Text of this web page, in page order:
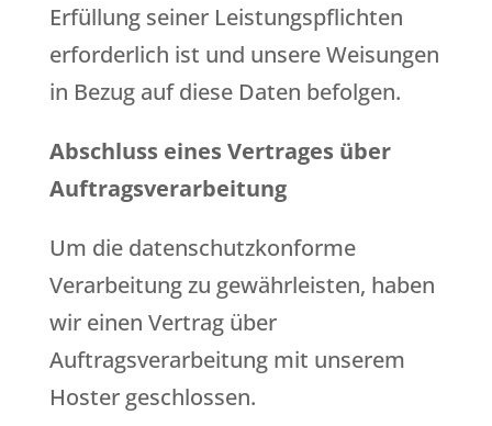
Erfüllung seiner Leistungspflichten
erforderlich ist und unsere Weisungen
in Bezug auf diese Daten befolgen.
Abschluss eines Vertrages über
Auftragsverarbeitung
Um die datenschutzkonforme
Verarbeitung zu gewährleisten, haben
wir einen Vertrag über
Auftragsverarbeitung mit unserem
Hoster geschlossen.